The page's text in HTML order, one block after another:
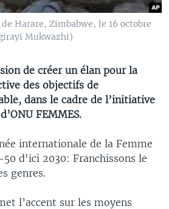
Harare, Zimbabwe, le 16 octobre
Mukwazhi)
de créer un élan pour la
des objectifs de
dans le cadre de l’initiative
FEMMES.
internationale de la Femme
50 d'ici 2030: Franchissons le
genres.
l’accent sur les moyens